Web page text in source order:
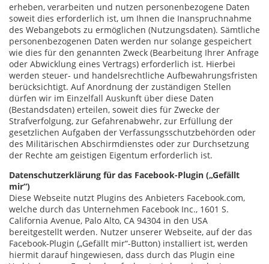
erheben, verarbeiten und nutzen personenbezogene Daten
soweit dies erforderlich ist, um Ihnen die Inanspruchnahme
des Webangebots zu ermöglichen (Nutzungsdaten). Sämtliche
personenbezogenen Daten werden nur solange gespeichert
wie dies für den genannten Zweck (Bearbeitung Ihrer Anfrage
oder Abwicklung eines Vertrags) erforderlich ist. Hierbei
werden steuer- und handelsrechtliche Aufbewahrungsfristen
berücksichtigt. Auf Anordnung der zuständigen Stellen
dürfen wir im Einzelfall Auskunft über diese Daten
(Bestandsdaten) erteilen, soweit dies für Zwecke der
Strafverfolgung, zur Gefahrenabwehr, zur Erfüllung der
gesetzlichen Aufgaben der Verfassungsschutzbehörden oder
des Militärischen Abschirmdienstes oder zur Durchsetzung
der Rechte am geistigen Eigentum erforderlich ist.
Datenschutzerklärung für das Facebook-Plugin („Gefällt
mir“)
Diese Webseite nutzt Plugins des Anbieters Facebook.com,
welche durch das Unternehmen Facebook Inc., 1601 S.
California Avenue, Palo Alto, CA 94304 in den USA
bereitgestellt werden. Nutzer unserer Webseite, auf der das
Facebook-Plugin („Gefällt mir“-Button) installiert ist, werden
hiermit darauf hingewiesen, dass durch das Plugin eine